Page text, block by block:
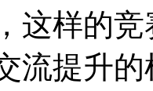
这样的
流提升